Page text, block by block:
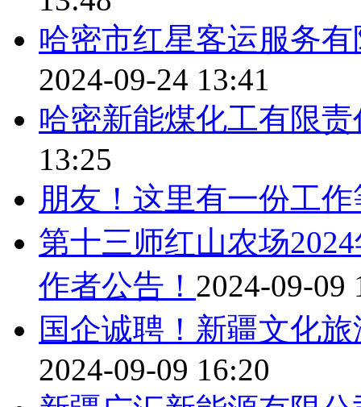
哈密市红星客运服务
2024-09-24 13:41
哈密新能煤化工有限
13:25
朋友！这里有一份工
第十三师红山农场
作者公告！ 2024-09-09
国企诚聘！新疆文化
2024-09-09 16:20